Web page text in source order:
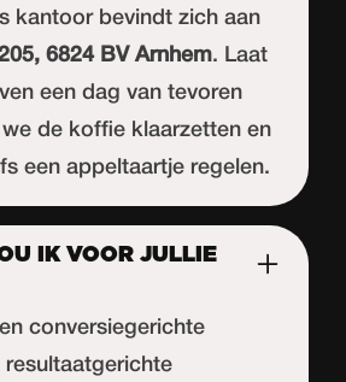
kantoor bevindt zich aan
6824 BV Arnhem. Laat
een dag van tevoren
de koffie klaarzetten en
een appeltaartje regelen.
IK VOOR JULLIE
conversiegerichte